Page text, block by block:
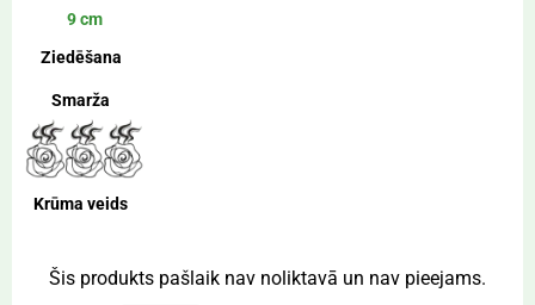
9 cm
Ziedēšana
Smarža
Krūma veids
Šis produkts pašlaik nav noliktavā un nav pieejams.